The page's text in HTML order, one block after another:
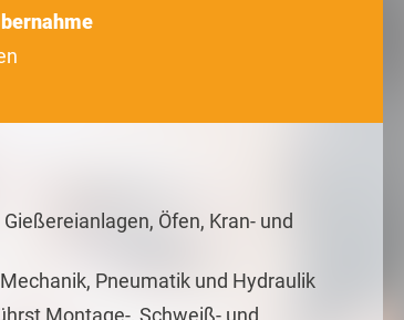
Öfen, Kran- und
Pneumatik und Hydraulik
Montage-, Schweiß- und